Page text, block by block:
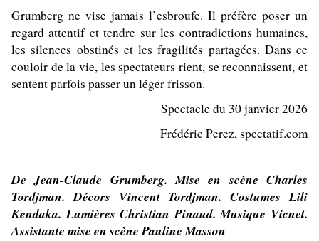
Grumberg ne vise jamais l’esbroufe. Il préfère poser un
regard attentif et tendre sur les contradictions humaines,
les silences obstinés et les fragilités partagées. Dans ce
couloir de la vie, les spectateurs rient, se reconnaissent, et
sentent parfois passer un léger frisson.
Spectacle du 30 janvier 2026
Frédéric Perez, spectatif.com
De Jean-Claude Grumberg. Mise en scène Charles
Tordjman. Décors Vincent Tordjman. Costumes Lili
Kendaka. Lumières Christian Pinaud. Musique Vicnet.
Assistante mise en scène Pauline Masson